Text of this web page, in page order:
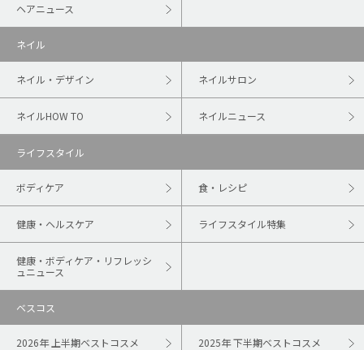
ヘアニュース
ネイル
ネイル・デザイン ネイルサロン
ネイルHOW TO ネイルニュース
ライフスタイル
ボディケア 食・レシピ
健康・ヘルスケア ライフスタイル特集
健康・ボディケア・リフレッシ
ュニュース
ベスコス
2026年 上半期ベストコスメ 2025年 下半期ベストコスメ